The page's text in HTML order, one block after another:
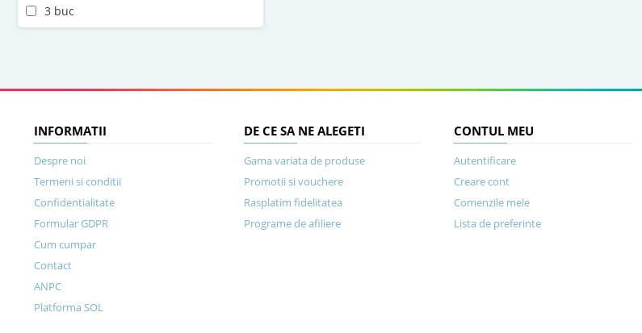
3 buc
INFORMATII
Despre noi
Termeni si conditii
Confidentialitate
Formular GDPR
Cum cumpar
Contact
ANPC
Platforma SOL
DE CE SA NE ALEGETI
Gama variata de produse
Promotii si vouchere
Rasplatim fidelitatea
Programe de afiliere
CONTUL MEU
Autentificare
Creare cont
Comenzile mele
Lista de preferinte